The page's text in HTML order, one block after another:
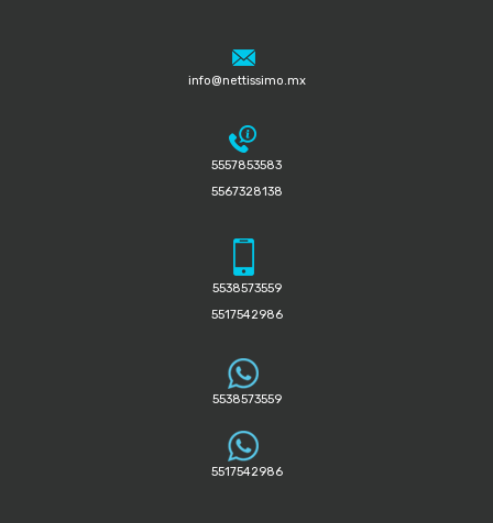
info@nettissimo.mx
5557853583
5567328138
5538573559
5517542986
5538573559
5517542986